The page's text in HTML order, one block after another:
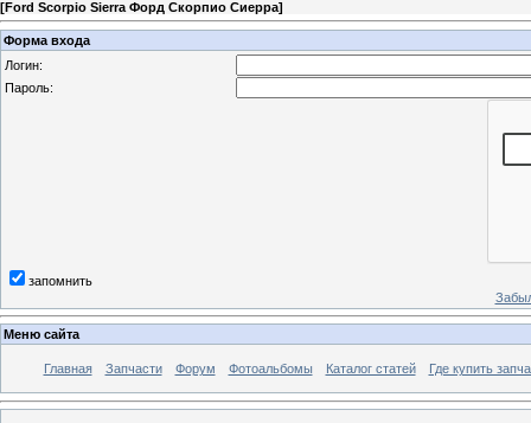
[Ford Scorpio Sierra Форд Скорпио Сиерра]
Форма входа
Логин:
Пароль:
запомнить
Меню сайта
Главная Запчасти Форум Фотоальбомы Каталог статей Где купить